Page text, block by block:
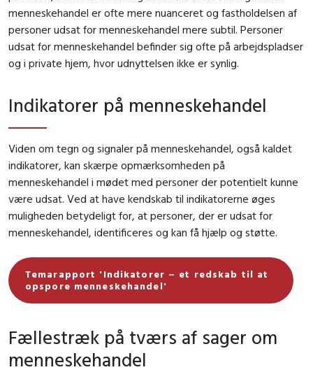
menneskehandel er ofte mere nuanceret og fastholdelsen af
personer udsat for menneskehandel mere subtil. Personer
udsat for menneskehandel befinder sig ofte på arbejdspladser
og i private hjem, hvor udnyttelsen ikke er synlig.
Indikatorer på menneskehandel
Viden om tegn og signaler på menneskehandel, også kaldet
indikatorer, kan skærpe opmærksomheden på
menneskehandel i mødet med personer der potentielt kunne
være udsat. Ved at have kendskab til indikatorerne øges
muligheden betydeligt for, at personer, der er udsat for
menneskehandel, identificeres og kan få hjælp og støtte.
Temarapport 'Indikatorer – et redskab til at
opspore menneskehandel'
Fællestræk på tværs af sager om
menneskehandel